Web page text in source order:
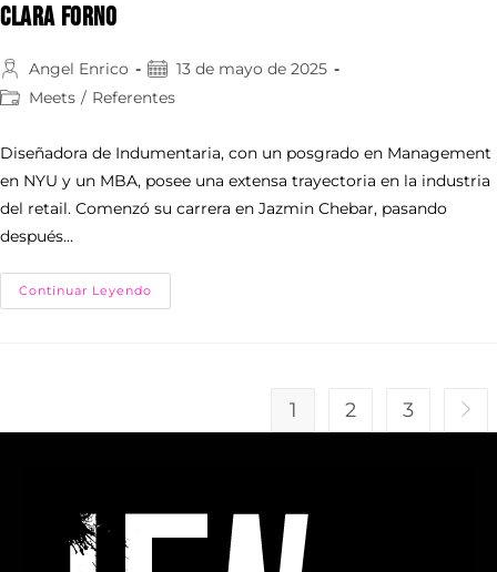
Clara Forno
Angel Enrico
13 de mayo de 2025
Meets / Referentes
Diseñadora de Indumentaria, con un posgrado en Management
en NYU y un MBA, posee una extensa trayectoria en la industria
del retail. Comenzó su carrera en Jazmin Chebar, pasando
después…
Continuar Leyendo
1 2 3